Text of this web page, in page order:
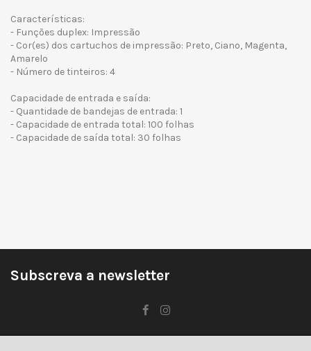
Características:
- Funções duplex: Impressão
- Cor(es) dos cartuchos de impressão: Preto, Ciano, Magenta,
Amarelo
- Número de tinteiros: 4
Capacidade de entrada e saída:
- Quantidade de bandejas de entrada: 1
- Capacidade de entrada total: 100 folhas
- Capacidade de saída total: 30 folhas
Subscreva a newsletter